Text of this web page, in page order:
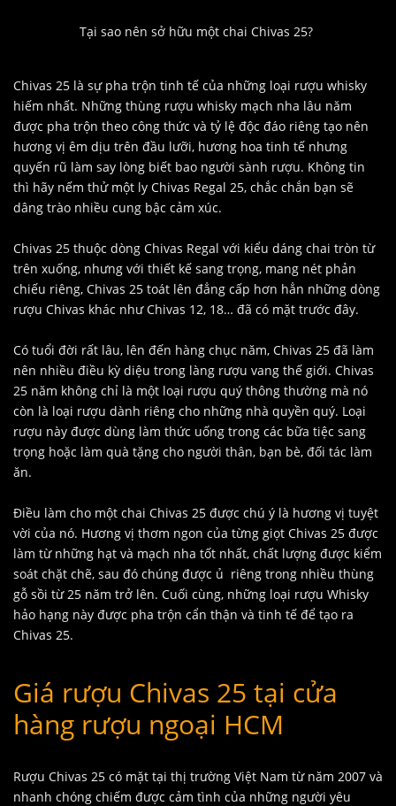
Tại sao nên sở hữu một chai Chivas 25?
Chivas 25 là sự pha trộn tinh tế của những loại rượu whisky
hiếm nhất. Những thùng rượu whisky mạch nha lâu năm
được pha trộn theo công thức và tỷ lệ độc đáo riêng tạo nên
hương vị êm dịu trên đầu lưỡi, hương hoa tinh tế nhưng
quyến rũ làm say lòng biết bao người sành rượu. Không tin
thì hãy nếm thử một ly Chivas Regal 25, chắc chắn bạn sẽ
dâng trào nhiều cung bậc cảm xúc.
Chivas 25 thuộc dòng Chivas Regal với kiểu dáng chai tròn từ
trên xuống, nhưng với thiết kế sang trọng, mang nét phản
chiếu riêng, Chivas 25 toát lên đẳng cấp hơn hẳn những dòng
rượu Chivas khác như Chivas 12, 18… đã có mặt trước đây.
Có tuổi đời rất lâu, lên đến hàng chục năm, Chivas 25 đã làm
nên nhiều điều kỳ diệu trong làng rượu vang thế giới. Chivas
25 năm không chỉ là một loại rượu quý thông thường mà nó
còn là loại rượu dành riêng cho những nhà quyền quý. Loại
rượu này được dùng làm thức uống trong các bữa tiệc sang
trọng hoặc làm quà tặng cho người thân, bạn bè, đối tác làm
ăn.
Điều làm cho một chai Chivas 25 được chú ý là hương vị tuyệt
vời của nó. Hương vị thơm ngon của từng giọt Chivas 25 được
làm từ những hạt và mạch nha tốt nhất, chất lượng được kiểm
soát chặt chẽ, sau đó chúng được ủ riêng trong nhiều thùng
gỗ sồi từ 25 năm trở lên. Cuối cùng, những loại rượu Whisky
hảo hạng này được pha trộn cẩn thận và tinh tế để tạo ra
Chivas 25.
Giá rượu Chivas 25 tại cửa
hàng rượu ngoại HCM
Rượu Chivas 25 có mặt tại thị trường Việt Nam từ năm 2007 và
nhanh chóng chiếm được cảm tình của những người yêu